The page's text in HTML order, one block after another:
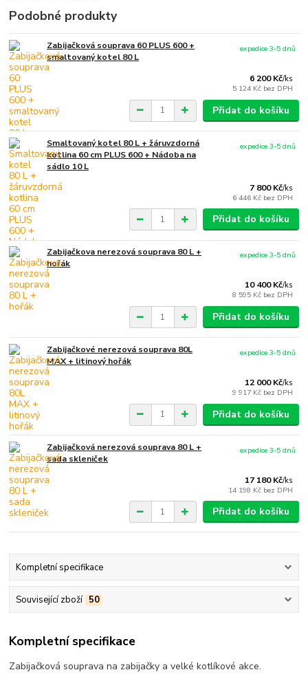
Podobné produkty
Zabijačková souprava 60 PLUS 600 +
smaltovaný kotel 80 L
6 200 Kč/ks
5 124 Kč bez DPH
expedice 3-5 dnů
Přidat do košíku
Smaltovaný kotel 80 L + žáruvzdorná
kotlina 60 cm PLUS 600 + Nádoba na
sádlo 10 L
7 800 Kč/ks
6 446 Kč bez DPH
expedice 3-5 dnů
Přidat do košíku
Zabijačkova nerezová souprava 80 L +
hořák
10 400 Kč/ks
8 595 Kč bez DPH
expedice 3-5 dnů
Přidat do košíku
Zabijačkové nerezová souprava 80L
MAX + litinový hořák
12 000 Kč/ks
9 917 Kč bez DPH
expedice 3-5 dnů
Přidat do košíku
Zabijačková nerezová souprava 80 L +
sada skleniček
17 180 Kč/ks
14 198 Kč bez DPH
expedice 3-5 dnů
Přidat do košíku
Kompletní specifikace
Související zboží 50
Kompletní specifikace
Zabijačková souprava na zabijačky a velké kotlíkové akce.